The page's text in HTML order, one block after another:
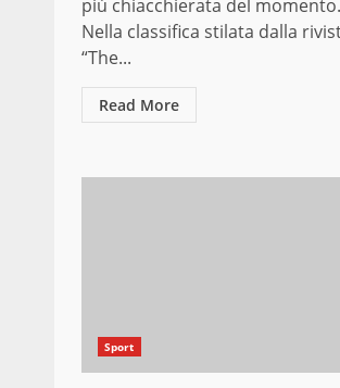
più chiacchierata del momento.
Nella classifica stilata dalla
“The...
Read More
Sport